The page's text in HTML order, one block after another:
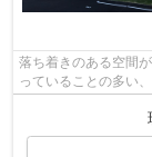
落ち着きのある空間
っていることの多い
るのであれば、Ｍ‘